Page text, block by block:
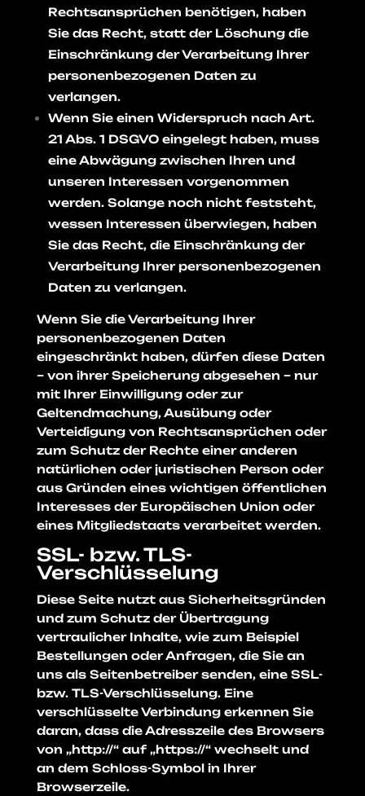
Rechtsansprüchen benötigen, haben
Sie das Recht, statt der Löschung die
Einschränkung der Verarbeitung Ihrer
personenbezogenen Daten zu
verlangen.
Wenn Sie einen Widerspruch nach Art.
21 Abs. 1 DSGVO eingelegt haben, muss
eine Abwägung zwischen Ihren und
unseren Interessen vorgenommen
werden. Solange noch nicht feststeht,
wessen Interessen überwiegen, haben
Sie das Recht, die Einschränkung der
Verarbeitung Ihrer personenbezogenen
Daten zu verlangen.
Wenn Sie die Verarbeitung Ihrer
personenbezogenen Daten
eingeschränkt haben, dürfen diese Daten
– von ihrer Speicherung abgesehen – nur
mit Ihrer Einwilligung oder zur
Geltendmachung, Ausübung oder
Verteidigung von Rechtsansprüchen oder
zum Schutz der Rechte einer anderen
natürlichen oder juristischen Person oder
aus Gründen eines wichtigen öffentlichen
Interesses der Europäischen Union oder
eines Mitgliedstaats verarbeitet werden.
SSL- bzw. TLS-
Verschlüsselung
Diese Seite nutzt aus Sicherheitsgründen
und zum Schutz der Übertragung
vertraulicher Inhalte, wie zum Beispiel
Bestellungen oder Anfragen, die Sie an
uns als Seitenbetreiber senden, eine SSL-
bzw. TLS-Verschlüsselung. Eine
verschlüsselte Verbindung erkennen Sie
daran, dass die Adresszeile des Browsers
von „http://“ auf „https://“ wechselt und
an dem Schloss-Symbol in Ihrer
Browserzeile.